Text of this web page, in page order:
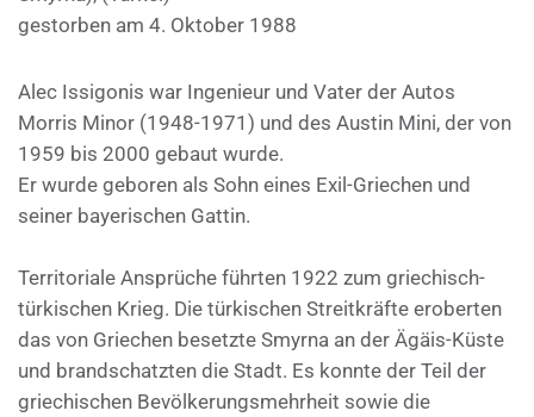
gestorben am 4. Oktober 1988
Alec Issigonis war Ingenieur und Vater der Autos
Morris Minor (1948-1971) und des Austin Mini, der von
1959 bis 2000 gebaut wurde.
Er wurde geboren als Sohn eines Exil-Griechen und
seiner bayerischen Gattin.
Territoriale Ansprüche führten 1922 zum griechisch-
türkischen Krieg. Die türkischen Streitkräfte eroberten
das von Griechen besetzte Smyrna an der Ägäis-Küste
und brandschatzten die Stadt. Es konnte der Teil der
griechischen Bevölkerungsmehrheit sowie die